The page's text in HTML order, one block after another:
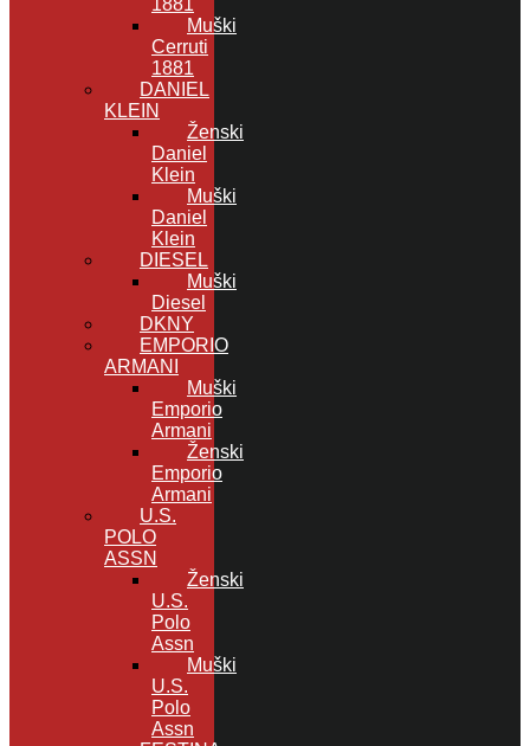
Muški
Cerruti
1881
DANIEL
KLEIN
Ženski
Daniel
Klein
Muški
Daniel
Klein
DIESEL
Muški
Diesel
DKNY
EMPORIO
ARMANI
Muški
Emporio
Armani
Ženski
Emporio
Armani
U.S.
POLO
ASSN
Ženski
U.S.
Polo
Assn
Muški
U.S.
Polo
Assn